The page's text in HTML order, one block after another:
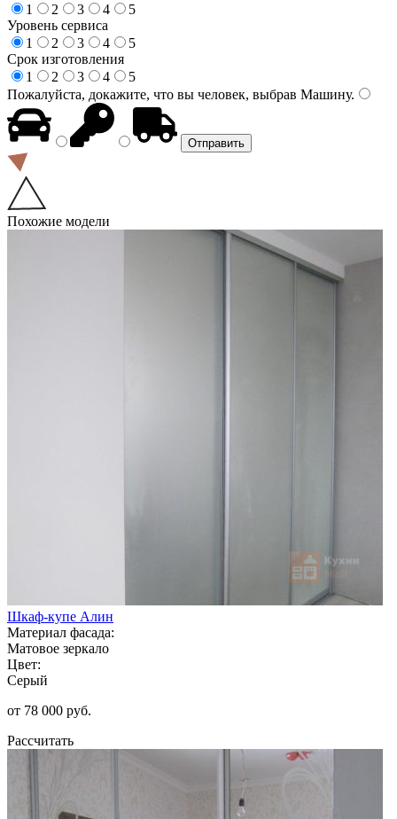
1
2 3 4
5
Уровень сервиса
1
2 3 4
5
Срок изготовления
1
2 3 4
5
Пожалуйста, докажите, что вы человек, выбрав Машину.
Похожие модели
Шкаф-купе Алин
Материал фасада:
Матовое зеркало
Цвет:
Серый
от 78 000 руб.
Рассчитать